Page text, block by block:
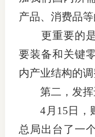
产品、消费品等
更重要的是
要装备和关键
内产业结构的调
第二，发挥
4月15日，财
总局出台了一